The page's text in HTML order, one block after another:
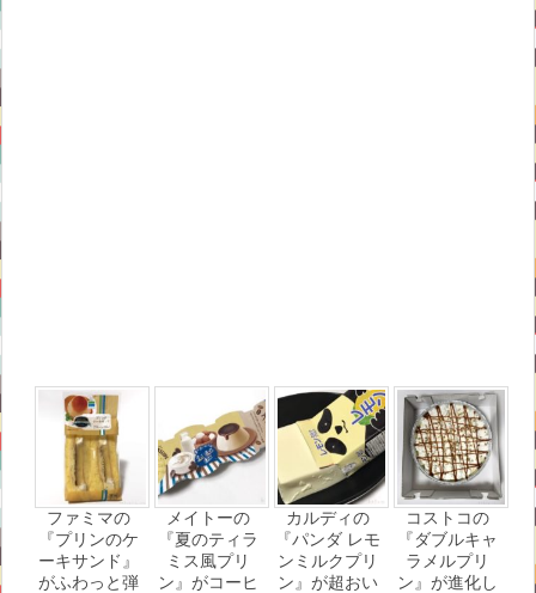
ファミマの
『プリンのケ
ーキサンド』
がふわっと弾
メイトーの
『夏のティラ
ミス風プリ
ン』がコーヒ
カルディの
『パンダ レモ
ンミルクプリ
ン』が超おい
コストコの
『ダブルキャ
ラメルプリ
ン』が進化し